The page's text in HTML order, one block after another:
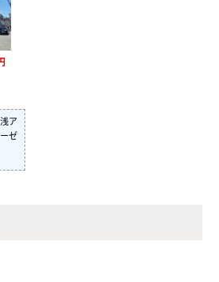
ア
ゼ